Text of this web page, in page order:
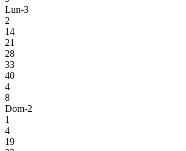
Lun-3
2
14
21
28
33
40
4
8
Dom-2
1
4
19